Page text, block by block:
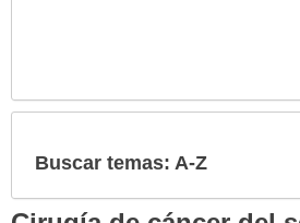
Buscar temas: A-Z